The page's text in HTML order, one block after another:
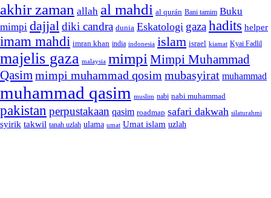
akhir zaman allah al mahdi al qurán Bani tamim Buku
mimpi dajjal diki candra dunia Eskatologi gazahadits helper
imam mahdi imran khan india indonesia islam israel kiamat Kyai Fadlil
majelis gaza malaysia mimpi Mimpi Muhammad
Qasim mimpi muhammad qosim mubasyirat muhammad
muhammad qasim muslim nabi nabi muhammad
pakistan perpustakaan qasim roadmap safari dakwah silaturahmi
syirik takwil tanah uzlah ulama umat Umat islam uzlah